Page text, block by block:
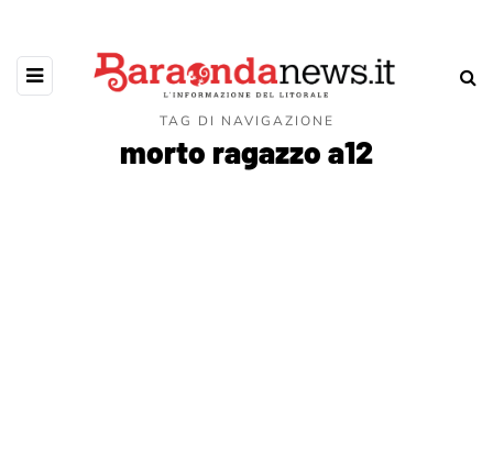
TAG DI NAVIGAZIONE
morto ragazzo a12